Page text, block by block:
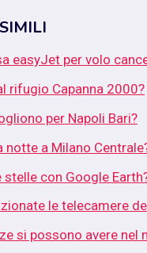
easyJet per volo
rifugio Capanna 2000?
per Napoli Bari?
notte a Milano
stelle con Google
le telecamere
si possono avere nel